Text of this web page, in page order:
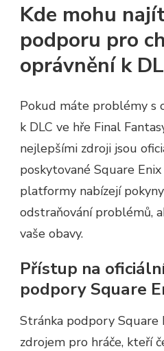
Kde mohu
podporu pro
oprávnění k
Pokud máte problémy s
k DLC ve hře Final
nejlepšími zdroji jsou
poskytované Square
platformy nabízejí
odstraňování problémů,
vaše obavy.
Přístup na
podpory Square
Stránka podpory Square
zdrojem pro hráče, kteří